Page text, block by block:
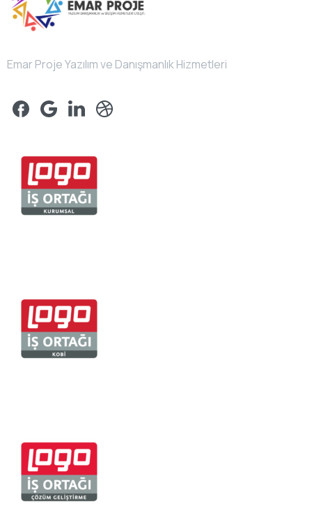
Emar Proje Yazılım ve Danışmanlık Hizmetleri